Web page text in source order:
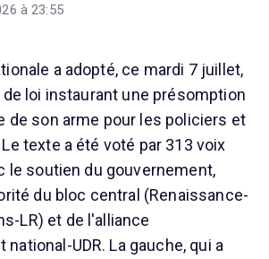
à 23:55
a adopté, ce mardi 7 juillet,
loi instaurant une présomption
de son arme pour les policiers et
texte a été voté par 313 voix
le soutien du gouvernement,
du bloc central (Renaissance-
LR) et de l'alliance
UDR. La gauche, qui a